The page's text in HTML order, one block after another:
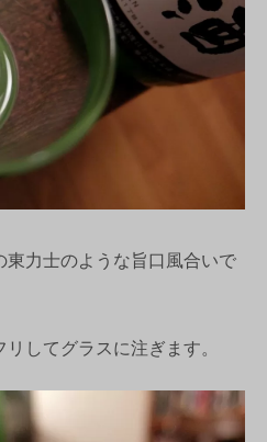
東力士のような旨口風合いで
してグラスに注ぎます。